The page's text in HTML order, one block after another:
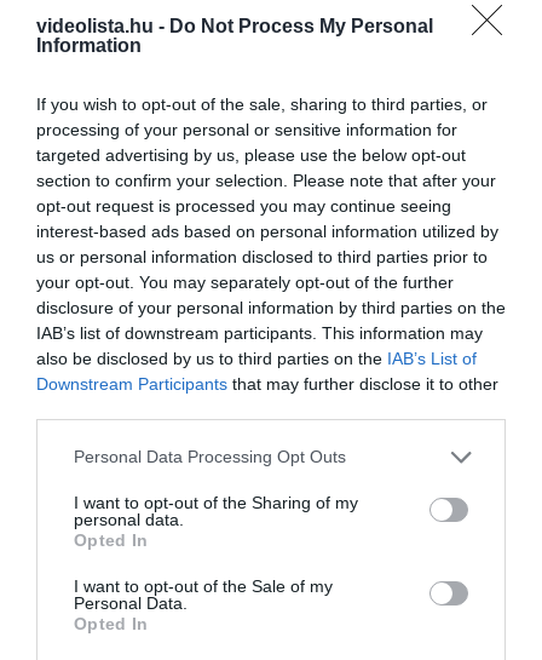
videolista.hu - Do Not Process My Personal
Information
If you wish to opt-out of the sale, sharing to third parties, or
processing of your personal or sensitive information for
targeted advertising by us, please use the below opt-out
section to confirm your selection. Please note that after your
opt-out request is processed you may continue seeing
interest-based ads based on personal information utilized by
us or personal information disclosed to third parties prior to
your opt-out. You may separately opt-out of the further
disclosure of your personal information by third parties on the
IAB’s list of downstream participants. This information may
also be disclosed by us to third parties on the IAB’s List of
Downstream Participants that may further disclose it to other
Please note that this website/app uses one or more Google
not limited to your visit or usage behaviour. You may click to
grant or deny consent to Google and its third-party tags to
use your data for below specified purposes in below Google
consent section.
Personal Data Processing Opt Outs
I want to opt-out of the Sharing of my
personal data.
Opted In
I want to opt-out of the Sale of my
Personal Data.
Opted In
398 188 320
2 h 12 min
Stop Eating These 3 Foods That Are Known to
Cause Parasites
207 196 292
9 h 49 min